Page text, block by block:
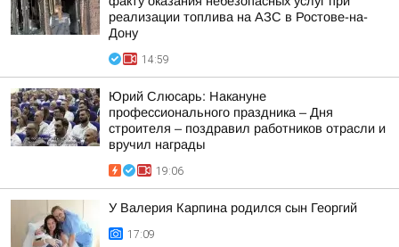
реализации топлива на АЗС в Ростове-на-
Дону
14:59
Юрий Слюсарь: Накануне
профессионального праздника – Дня
строителя – поздравил работников отрасли и
вручил награды
19:06
У Валерия Карпина родился сын Георгий
17:09